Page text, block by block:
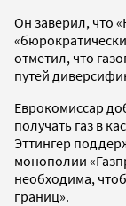
Он заверил, что
отметил, что
путей
Еврокомиссар
получать газ в
Эттингер
монополии
необходима,
границ».